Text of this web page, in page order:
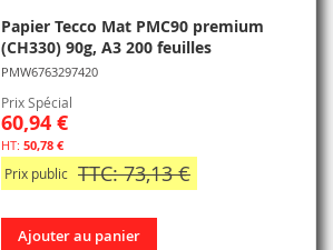
Papier Tecco Mat PMC90 premium
(CH330) 90g, A3 200 feuilles
PMW6763297420
Prix Spécial
60,94 €
50,78 €
Prix public TTC: 73,13 €
Ajouter au panier